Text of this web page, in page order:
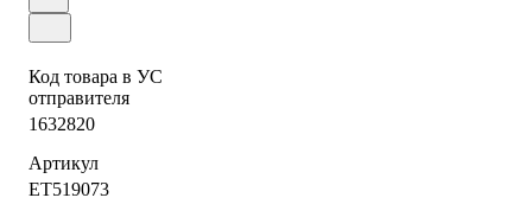
Код товара в УС
отправителя
1632820
Артикул
ET519073